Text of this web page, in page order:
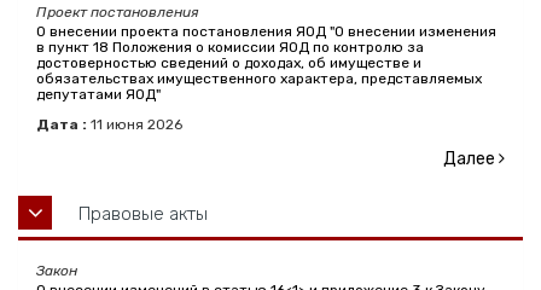
Проект постановления
О внесении проекта постановления ЯОД "О внесении изменения
в пункт 18 Положения о комиссии ЯОД по контролю за
достоверностью сведений о доходах, об имуществе и
обязательствах имущественного характера, представляемых
депутатами ЯОД"
Дата : 11 июня 2026
Далее
Правовые акты
Закон